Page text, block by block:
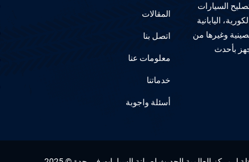
السيارات
اليابانية
وغيرها من
بأحدث
المقالات
اتصل بنا
معلومات عنا
خدماتنا
أسئلة واجوبة